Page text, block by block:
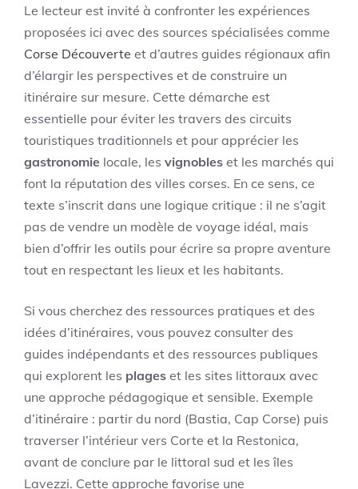
Le lecteur est invité à confronter les expériences
proposées ici avec des sources spécialisées comme
Corse Découverte et d’autres guides régionaux afin
d’élargir les perspectives et de construire un
itinéraire sur mesure. Cette démarche est
essentielle pour éviter les travers des circuits
touristiques traditionnels et pour apprécier les
gastronomie locale, les vignobles et les marchés qui
font la réputation des villes corses. En ce sens, ce
texte s’inscrit dans une logique critique : il ne s’agit
pas de vendre un modèle de voyage idéal, mais
bien d’offrir les outils pour écrire sa propre aventure
tout en respectant les lieux et les habitants.
Si vous cherchez des ressources pratiques et des
idées d’itinéraires, vous pouvez consulter des
guides indépendants et des ressources publiques
qui explorent les plages et les sites littoraux avec
une approche pédagogique et sensible. Exemple
d’itinéraire : partir du nord (Bastia, Cap Corse) puis
traverser l’intérieur vers Corte et la Restonica,
avant de conclure par le littoral sud et les îles
Lavezzi. Cette approche favorise une